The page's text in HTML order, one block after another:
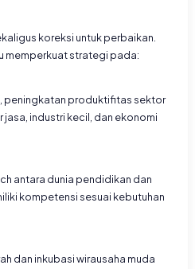
koreksi untuk perbaikan.
memperkuat strategi pada:
peningkatan produktifitas sektor
industri kecil, dan ekonomi
antara dunia pendidikan dan
kompetensi sesuai kebutuhan
dan inkubasi wirausaha muda